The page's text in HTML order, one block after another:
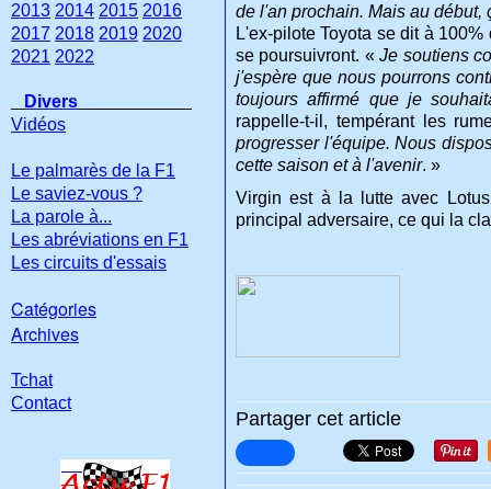
de l'an prochain. Mais au
L'ex-pilote Toyota se dit à
se poursuivront. «Je soutiens
j'espère que nous pourrons
toujours affirmé que je
rappelle-t-il, tempérant les
progresser l'équipe. Nous
cette saison et à l'avenir. »
Virgin est à la lutte avec
principal adversaire, ce qui la
Partager cet article
2013 2014 2015 2016
2017 2018 2019 2020
2021 2022
Divers
Vidéos
Le palmarès de la F1
Le saviez-vous ?
La parole à...
Les abréviations en F1
Les circuits d'essais
Catégories
Archives
Tchat
Contact